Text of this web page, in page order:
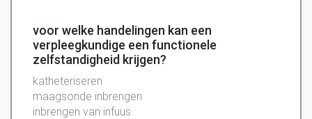
voor welke handelingen kan een
verpleegkundige een functionele
zelfstandigheid krijgen?
katheteriseren
maagsonde inbrengen
inbrengen van infuus